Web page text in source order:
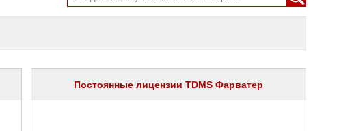
Постоянные лицензии TDMS Фарватер